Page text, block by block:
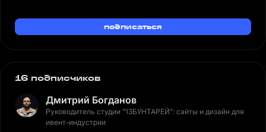
подписаться
16 подписчиков
Дмитрий Богданов
Руководитель студии "13БУНТАРЕЙ": сайты и дизайн для
ивент-индустрии